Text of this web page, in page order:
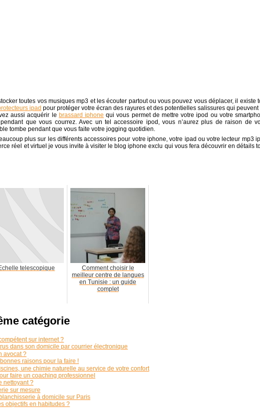
toutes vos musiques mp3 et les écouter partout ou vous pouvez vous déplacer, il existe
ipad pour protéger votre écran des rayures et des potentielles salissures qui peuvent
aussi acquérir le brassard iphone qui vous permet de mettre votre ipod ou votre
que vous courrez. Avec un tel accessoire ipod, vous n’aurez plus de raison de
tombe pendant que vous faite votre jogging quotidien.
plus sur les différents accessoires pour votre iphone, votre ipad ou votre lecteur mp3
réel et virtuel je vous invite à visiter le blog iphone exclu qui vous fera découvrir en détails
telescopique
Comment choisir le
meilleur centre de langues
en Tunisie : un guide
complet
catégorie
sur internet ?
dans son domicile par courrier électronique
avocat ?
raisons pour la faire !
une chimie naturelle au service de votre confort
faire un coaching professionnel
nettoyant ?
sur mesure
à domicile sur Paris
objectifs en habitudes ?